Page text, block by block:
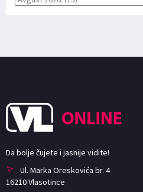
Da bolje čujete i jasnije vidite!
Ul. Marka Oreskovića br. 4
16210 Vlasotince